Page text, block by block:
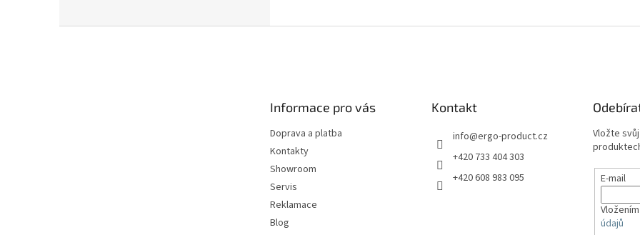
Informace pro vás
Doprava a platba
Kontakty
Showroom
Servis
Reklamace
Blog
Kontakt
info@ergo-product.cz
+420 733 404 303
+420 608 983 095
Vložte
E-mail
údajů